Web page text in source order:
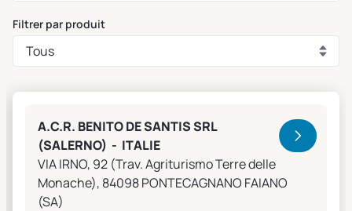
Filtrer par produit
A.C.R. BENITO DE SANTIS SRL
(SALERNO) - ITALIE
VIA IRNO, 92 (Trav. Agriturismo Terre delle
Monache), 84098 PONTECAGNANO FAIANO
(SA)